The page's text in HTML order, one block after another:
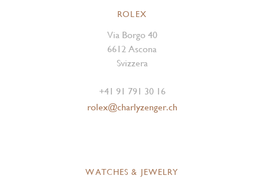
ROLEX
Via Borgo 40
6612 Ascona
Svizzera
+41 91 791 30 16
rolex@charlyzenger.ch
WATCHES & JEWELRY